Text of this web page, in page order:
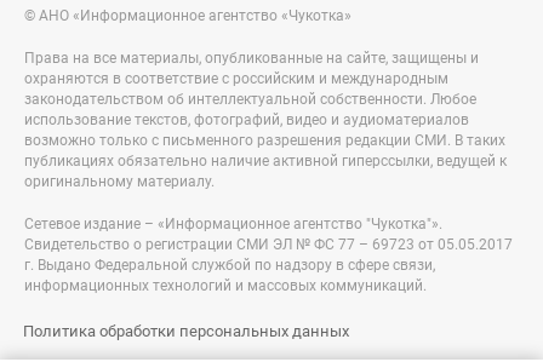
© АНО «Информационное агентство «Чукотка»
Права на все материалы, опубликованные на сайте, защищены и
охраняются в соответствие с российским и международным
законодательством об интеллектуальной собственности. Любое
использование текстов, фотографий, видео и аудиоматериалов
возможно только с письменного разрешения редакции СМИ. В таких
публикациях обязательно наличие активной гиперссылки, ведущей к
оригинальному материалу.
Сетевое издание – «Информационное агентство "Чукотка"».
Свидетельство о регистрации СМИ ЭЛ № ФС 77 – 69723 от 05.05.2017
г. Выдано Федеральной службой по надзору в сфере связи,
информационных технологий и массовых коммуникаций.
Политика обработки персональных данных